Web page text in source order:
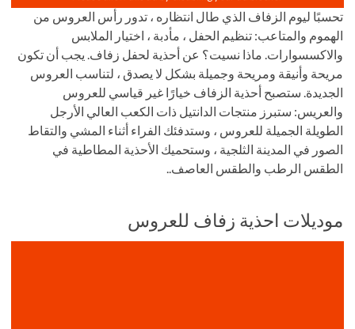
تحسبًا ليوم الزفاف الذي طال انتظاره ، تدور رأس العروس من
الهموم والمتاعب: تنظيم الحفل ، مأدبة ، اختيار الملابس
والاكسسوارات. ماذا نسيت؟ عن أحذية لحفل زفاف. يجب أن تكون
مريحة وأنيقة ومريحة وجميلة بشكل لا يصدق ، لتناسب العروس
الجديدة. ستصبح أحذية الزفاف خيارًا غير قياسي للعروس
والعريس: ستبرز منتجات الدانتيل ذات الكعب العالي الأرجل
الطويلة الجميلة للعروس ، وستدفئك الفراء أثناء المشي والتقاط
الصور في المدينة الثلجية ، وستحميك الأحذية المطاطية في
الطقس الرطب والطقس العاصف..
موديلات احذية زفاف للعروس